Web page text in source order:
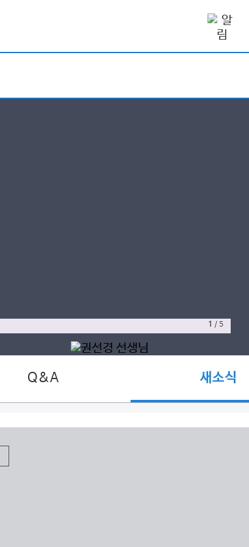
1 /5
Q&A 새소식